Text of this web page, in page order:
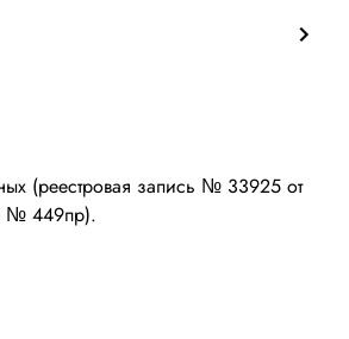
(реестровая запись № 33925 от
№ 449пр).